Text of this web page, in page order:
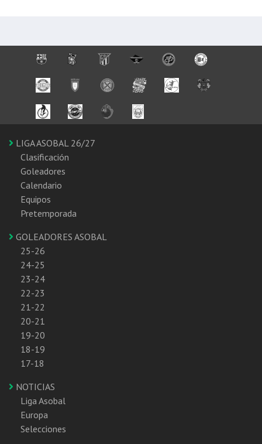
LIGA ASOBAL 26/27
Clasificación
Goleadores
Calendario
Equipos
Pretemporada
GOLEADORES ASOBAL
25-26
24-25
23-24
22-23
21-22
20-21
19-20
18-19
17-18
NOTICIAS
Liga Asobal
Europa
Selecciones